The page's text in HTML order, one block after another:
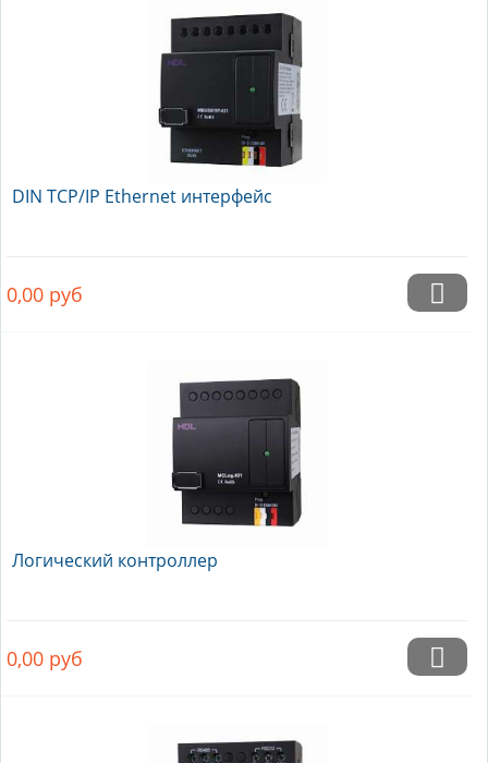
DIN TCP/IP Ethernet интерфейс
0,00 руб
Логический контроллер
0,00 руб